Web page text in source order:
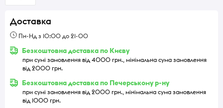
Доставка
Пн-Нд з 10:00 до 21-00
Безкоштовна доставка по Києву
при сумі замовлення від 4000 грн., мінімальна сума замовлення
від 2000 грн.
Безкоштовна доставка по Печерському р-ну
при сумі замовлення від 2000 грн., мінімальна сума замовлення
від 1000 грн.